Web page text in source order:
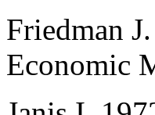
Friedman
Economic